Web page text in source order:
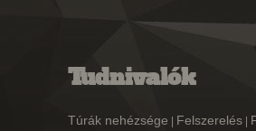
Tudnivalók
Túrák nehézsége Felszerelés